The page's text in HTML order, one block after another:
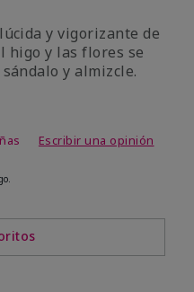
y vigorizante de
higo y las flores se
y almizcle.
de 5Escribir una opinión